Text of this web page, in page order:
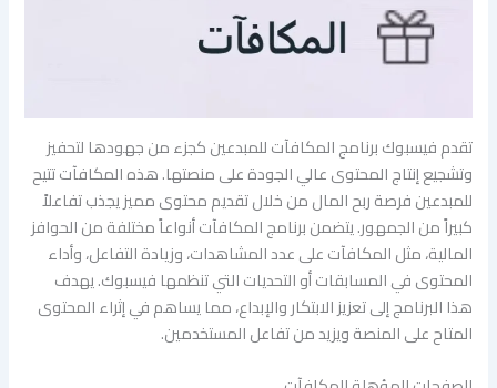
تقدم فيسبوك برنامج المكافآت للمبدعين كجزء من جهودها لتحفيز
وتشجيع إنتاج المحتوى عالي الجودة على منصتها. هذه المكافآت تتيح
للمبدعين فرصة ربح المال من خلال تقديم محتوى مميز يجذب تفاعلاً
كبيراً من الجمهور. يتضمن برنامج المكافآت أنواعاً مختلفة من الحوافز
المالية، مثل المكافآت على عدد المشاهدات، وزيادة التفاعل، وأداء
المحتوى في المسابقات أو التحديات التي تنظمها فيسبوك. يهدف
هذا البرنامج إلى تعزيز الابتكار والإبداع، مما يساهم في إثراء المحتوى
المتاح على المنصة ويزيد من تفاعل المستخدمين.